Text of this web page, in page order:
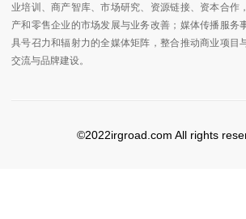
业培训、商产智库、市场研究、资源链接、资本合作
产和零售企业的市场发展与业务改善；媒体传播服务
具号召力和辐射力的全媒体矩阵，整合推动商业项目
交流与品牌建设。
©2022irgroad.com All rights